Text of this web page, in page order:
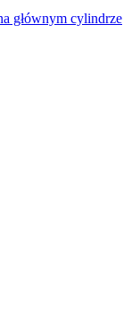
głównym cylindrze